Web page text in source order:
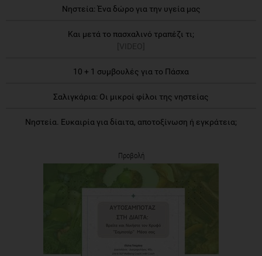
Νηστεία: Ένα δώρο για την υγεία μας
Και μετά το πασχαλινό τραπέζι τι;
[VIDEO]
10 + 1 συμβουλές για το Πάσχα
Σαλιγκάρια: Οι μικροί φίλοι της νηστείας
Νηστεία. Ευκαιρία για δίαιτα, αποτοξίνωση ή εγκράτεια;
Προβολή